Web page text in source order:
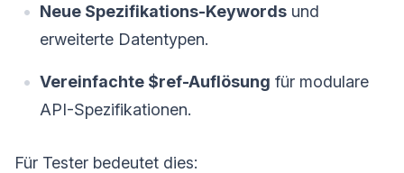
Neue Spezifikations-Keywords und
erweiterte Datentypen.
Vereinfachte $ref-Auflösung für modulare
API-Spezifikationen.
Für Tester bedeutet dies: